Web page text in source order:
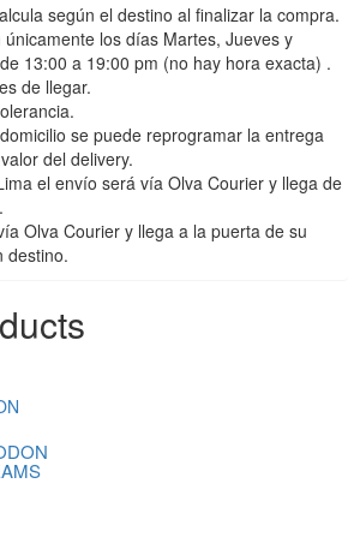
según el destino al finalizar la compra.
los días Martes, Jueves y
13:00 a 19:00 pm (no hay hora exacta) .
de llegar.
se puede reprogramar la entrega
del delivery.
el envío será vía Olva Courier y llega de
Olva Courier y llega a la puerta de su
destino.